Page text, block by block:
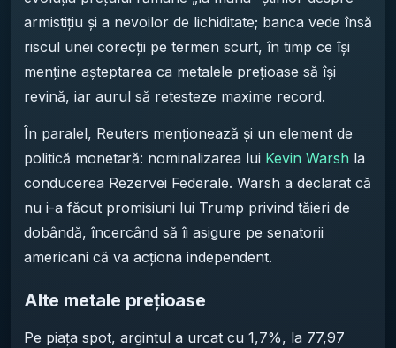
armistițiu și a nevoilor de lichiditate; banca vede însă
riscul unei corecții pe termen scurt, în timp ce își
menține așteptarea ca metalele prețioase să își
revină, iar aurul să retesteze maxime record.
În paralel, Reuters menționează și un element de
politică monetară: nominalizarea lui Kevin Warsh la
conducerea Rezervei Federale. Warsh a declarat că
nu i-a făcut promisiuni lui Trump privind tăieri de
dobândă, încercând să îi asigure pe senatorii
americani că va acționa independent.
Alte metale prețioase
Pe piața spot, argintul a urcat cu 1,7%, la 77,97